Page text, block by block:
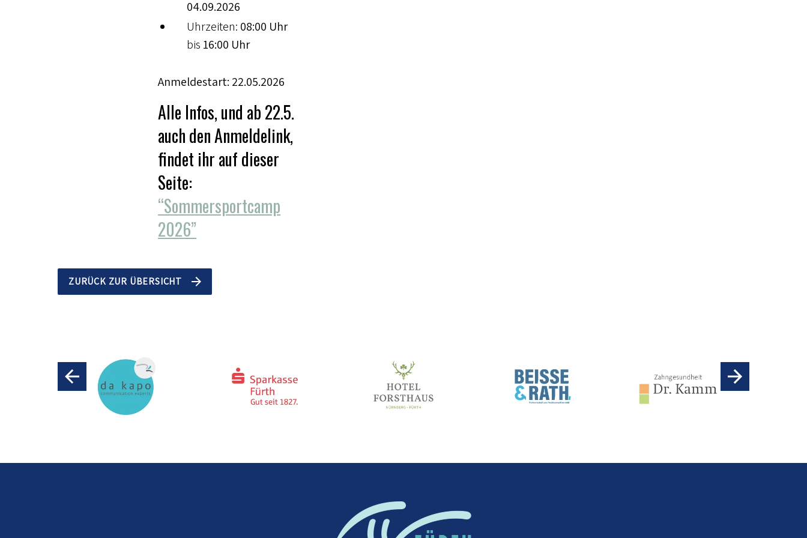
04.09.2026
Uhrzeiten: 08:00 Uhr
bis 16:00 Uhr
Anmeldestart: 22.05.2026
Alle Infos, und ab 22.5.
auch den Anmeldelink,
findet ihr auf dieser
Seite:
“Sommersportcamp
2026”
ZURÜCK ZUR ÜBERSICHT